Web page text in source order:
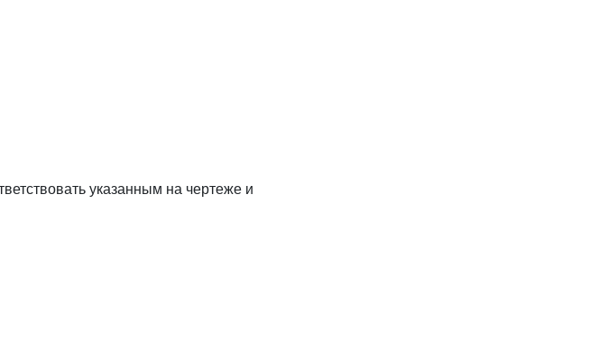
указанным на чертеже и